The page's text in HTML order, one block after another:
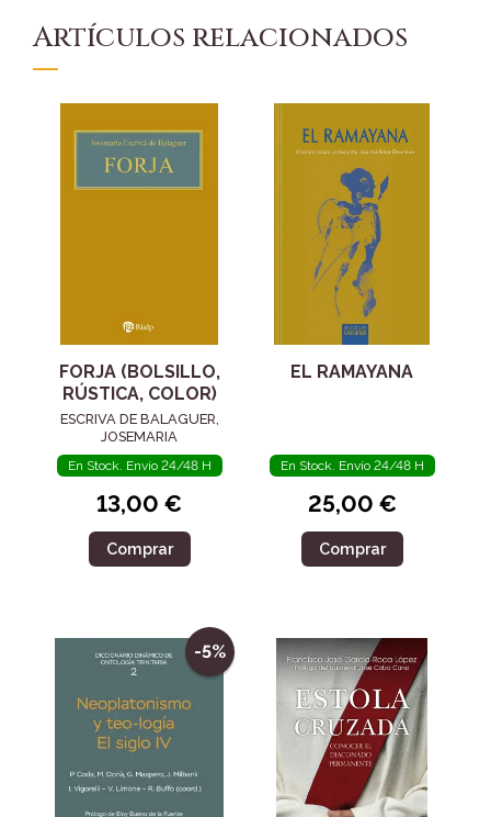
Artículos relacionados
FORJA (BOLSILLO,
RÚSTICA, COLOR)
ESCRIVA DE BALAGUER,
JOSEMARIA
En Stock. Envío 24/48 H
13,00 €
Comprar
EL RAMAYANA
En Stock. Envío 24/48 H
25,00 €
Comprar
-5%